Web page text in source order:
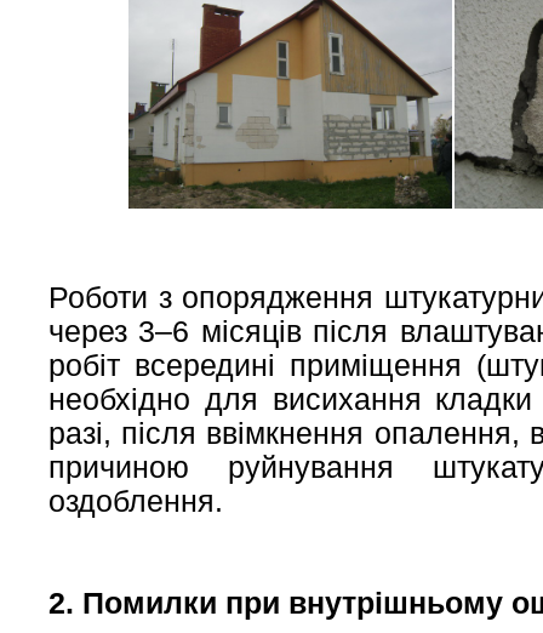
Роботи з опорядження
через 3–6 місяців після
робіт всередині приміщення
необхідно для висихання
разі, після ввімкнення
причиною руйнування
оздоблення.
2. Помилки при внутрішньому